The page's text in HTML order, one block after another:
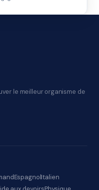
le meilleur organisme de
EspagnolItalien